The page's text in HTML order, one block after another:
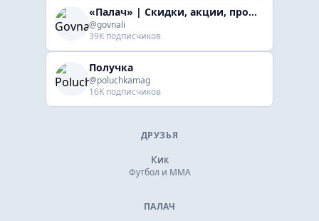
«Палач» | Скидки, акции, промокоды
@govnali
39K подписчиков
Получка
@poluchkamag
16K подписчиков
ДРУЗЬЯ
Кик
Футбол и ММА
ПАЛАЧ